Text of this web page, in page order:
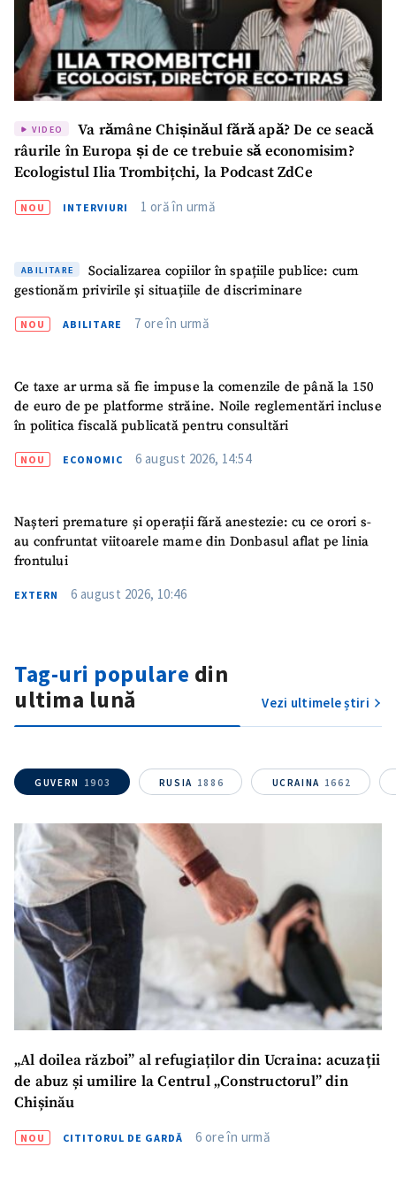
VIDEO
Va rămâne Chișinăul fără apă? De ce seacă
râurile în Europa și de ce trebuie să economisim?
Ecologistul Ilia Trombițchi, la Podcast ZdCe
NOU INTERVIURI 1 oră în urmă
ABILITARE
Socializarea copiilor în spațiile publice: cum
gestionăm privirile și situațiile de discriminare
NOU ABILITARE 7 ore în urmă
Ce taxe ar urma să fie impuse la comenzile de până la 150
de euro de pe platforme străine. Noile reglementări incluse
în politica fiscală publicată pentru consultări
NOU ECONOMIC 6 august 2026, 14:54
Nașteri premature și operații fără anestezie: cu ce orori s-
au confruntat viitoarele mame din Donbasul aflat pe linia
frontului
EXTERN 6 august 2026, 10:46
Tag-uri populare din
ultima lună
Vezi ultimele știri
GUVERN 1903 RUSIA 1886 UCRAINA 1662
„Al doilea război” al refugiaților din Ucraina: acuzații
de abuz și umilire la Centrul „Constructorul” din
Chișinău
NOU CITITORUL DE GARDĂ 6 ore în urmă